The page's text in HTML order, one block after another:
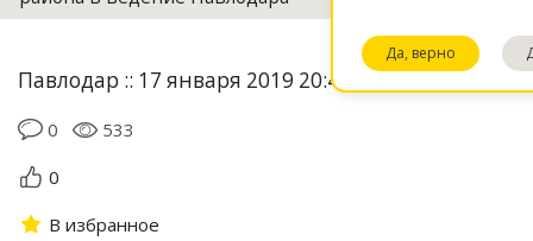
Да, верно
Павлодар :: 17 января 2019 20:47
0
533
0
В избранное